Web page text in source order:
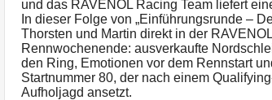
und das RAVENOL Racing Team liefert
In dieser Folge von „Einführungsrunde –
Thorsten und Martin direkt in der
Rennwochenende: ausverkaufte
den Ring, Emotionen vor dem Rennstart
Startnummer 80, der nach einem
Aufholjagd ansetzt.